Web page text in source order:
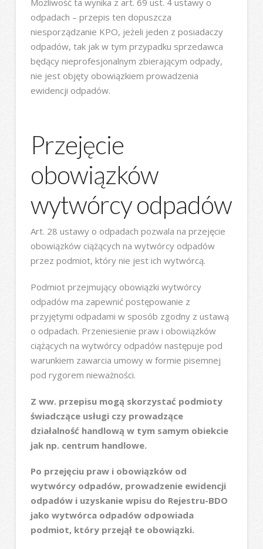
Możliwość ta wynika z art. 69 ust. 4 ustawy o
odpadach – przepis ten dopuszcza
niesporządzanie KPO, jeżeli jeden z posiadaczy
odpadów, tak jak w tym przypadku sprzedawca
będący nieprofesjonalnym zbierającym odpady,
nie jest objęty obowiązkiem prowadzenia
ewidencji odpadów.
Przejęcie
obowiązków
wytwórcy odpadów
Art. 28 ustawy o odpadach pozwala na przejęcie
obowiązków ciążących na wytwórcy odpadów
przez podmiot, który nie jest ich wytwórcą.
Podmiot przejmujący obowiązki wytwórcy
odpadów ma zapewnić postępowanie z
przyjętymi odpadami w sposób zgodny z ustawą
o odpadach. Przeniesienie praw i obowiązków
ciążących na wytwórcy odpadów następuje pod
warunkiem zawarcia umowy w formie pisemnej
pod rygorem nieważności.
Z ww. przepisu mogą skorzystać podmioty
świadczące usługi czy prowadzące
działalność handlową w tym samym obiekcie
jak np. centrum handlowe.
Po przejęciu praw i obowiązków od
wytwórcy odpadów, prowadzenie ewidencji
odpadów i uzyskanie wpisu do Rejestru-BDO
jako wytwórca odpadów odpowiada
podmiot, który przejął te obowiązki.